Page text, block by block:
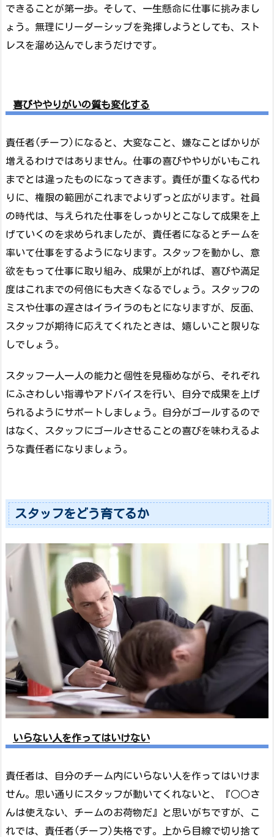
できることが第一歩。そして、一生懸命に仕事に挑みまし
ょう。無理にリーダーシップを発揮しようとしても、スト
レスを溜め込んでしまうだけです。
喜びややりがいの質も変化する
責任者(チーフ)になると、大変なこと、嫌なことばかりが
増えるわけではありません。仕事の喜びややりがいもこれ
までとは違ったものになってきます。責任が重くなる代わ
りに、権限の範囲がこれまでよりずっと広がります。社員
の時代は、与えられた仕事をしっかりとこなして成果を上
げていくのを求められましたが、責任者になるとチームを
率いて仕事をするようになります。スタッフを動かし、意
欲をもって仕事に取り組み、成果が上がれば、喜びや満足
度はこれまでの何倍にも大きくなるでしょう。スタッフの
ミスや仕事の遅さはイライラのもとになりますが、反面、
スタッフが期待に応えてくれたときは、嬉しいこと限りな
しでしょう。
スタッフ一人一人の能力と個性を見極めながら、それぞれ
にふさわしい指導やアドバイスを行い、自分で成果を上げ
られるようにサポートしましょう。自分がゴールするので
はなく、スタッフにゴールさせることの喜びを味わえるよ
うな責任者になりましょう。
スタッフをどう育てるか
いらない人を作ってはいけない
責任者は、自分のチーム内にいらない人を作ってはいけま
せん。思い通りにスタッフが動いてくれないと、『○○さ
んは使えない、チームのお荷物だ』と思いがちですが、こ
れでは、責任者(チーフ)失格です。上から目線で切り捨て